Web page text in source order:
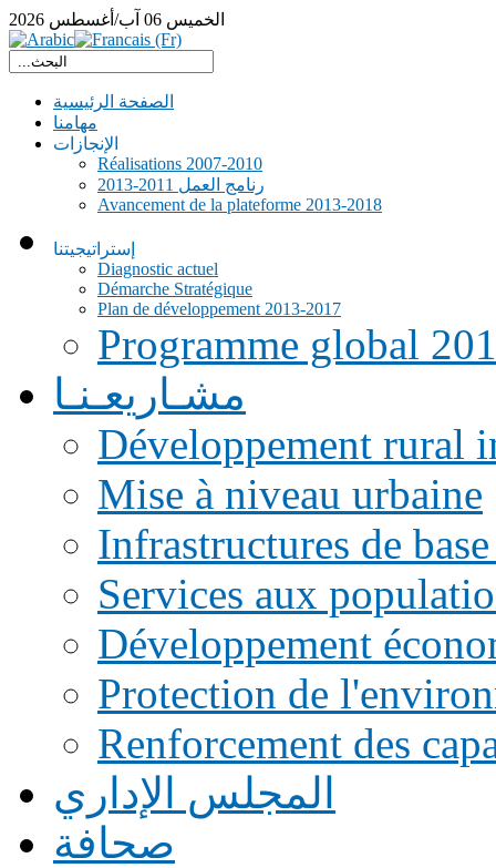
الخميس 06 آب/أغسطس 2026
الصفحة الرئيسية
مهامنا
الإنجازات
Réalisations 2007-2010
رنامج العمل 2011-2013
Avancement de la plateforme 2013-2018
إستراتيجيتنا
Diagnostic actuel
Démarche Stratégique
Plan de développement 2013-2017
Programme global
مشـاريعـنـا
Développement rural
Mise à niveau urbaine
Infrastructures de
Services aux
Développement
Protection de
Renforcement des
المجلس الإداري
صحافة